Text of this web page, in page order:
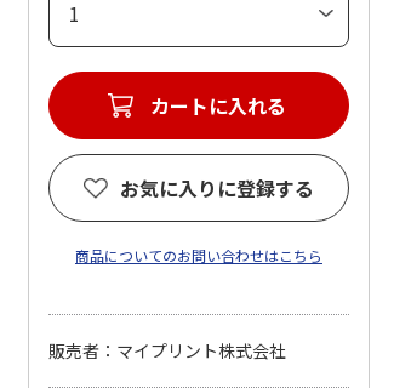
カートに入れる
お気に入りに登録する
商品についてのお問い合わせはこちら
販売者：マイプリント株式会社